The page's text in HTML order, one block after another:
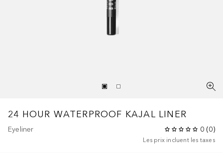
24 HOUR WATERPROOF KAJAL LINER
Eyeliner 0 (0)
Les prix incluent les taxes